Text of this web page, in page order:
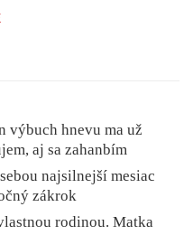
výbuch hnevu ma už
aj sa zahanbím
najsilnejší mesiac
zákrok
rodinou. Matka